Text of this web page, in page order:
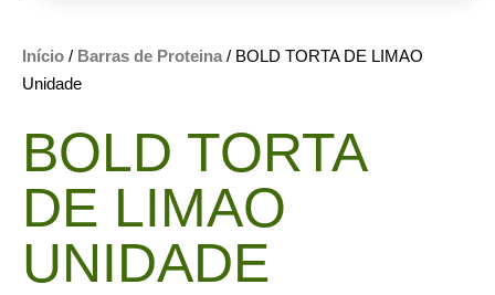
Início / Barras de Proteina / BOLD TORTA DE LIMAO
Unidade
BOLD TORTA
DE LIMAO
UNIDADE